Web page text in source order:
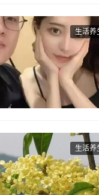
生活养
生活养